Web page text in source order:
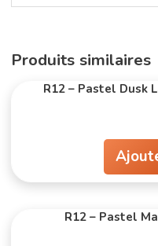
Produits similaires
R12 – Pastel Dusk
R12 – Pastel